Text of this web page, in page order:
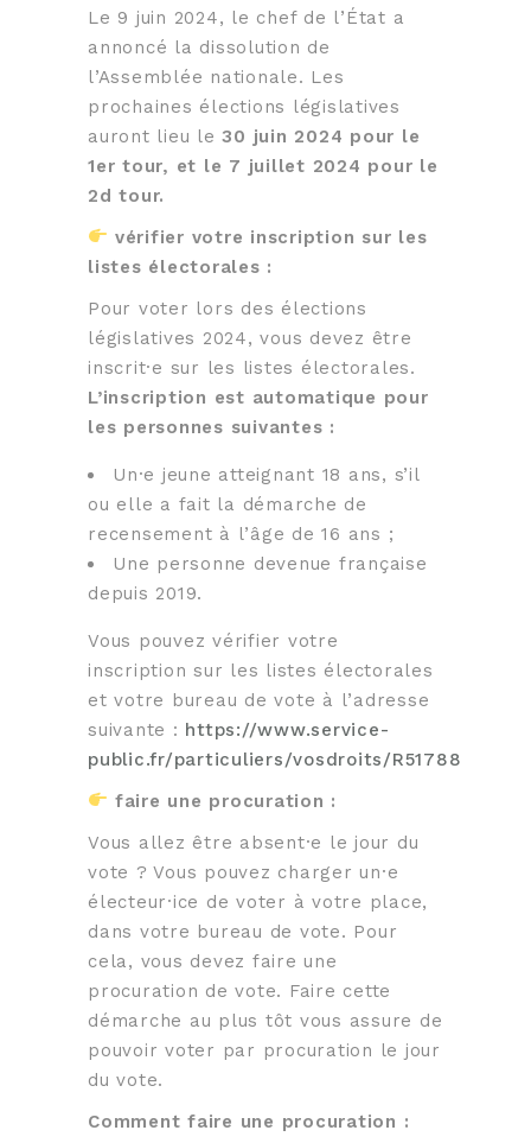
Le 9 juin 2024, le chef de l’État a
annoncé la dissolution de
l’Assemblée nationale. Les
prochaines élections législatives
auront lieu le30 juin 2024 pour le
1er tour, et le 7 juillet 2024 pour le
2d tour.
vérifier votre inscription sur les
listes électorales :
Pour voter lors des élections
législatives 2024, vous devez être
inscrit·e sur les listes électorales.
L’inscription est automatique pour
les personnes suivantes :
Un·e jeune atteignant 18 ans, s’il
ou elle a fait la démarche de
recensement à l’âge de 16 ans ;
Une personne devenue française
depuis 2019.
Vous pouvez vérifier votre
inscription sur les listes électorales
et votre bureau de vote à l’adresse
suivante : https://www.service-
public.fr/particuliers/vosdroits/R51788
faire une procuration :
Vous allez être absent·e le jour du
vote ? Vous pouvez charger un·e
électeur·ice de voter à votre place,
dans votre bureau de vote. Pour
cela, vous devez faire une
procuration de vote. Faire cette
démarche au plus tôt vous assure de
pouvoir voter par procuration le jour
du vote.
Comment faire une procuration :